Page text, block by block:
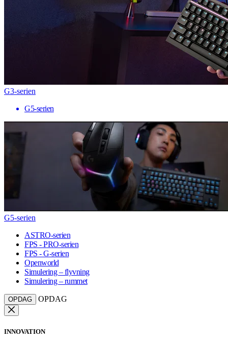
G3-serien
G5-serien
G5-serien
ASTRO-serien
FPS - PRO-serien
FPS - G-serien
Openworld
Simulering – flyvning
Simulering – rummet
OPDAG OPDAG
INNOVATION